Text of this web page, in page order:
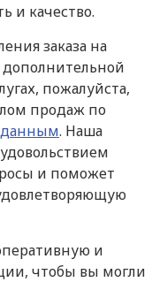
и качество.
заказа на
пожалуйста,
продаж по
. Наша
и поможет
и
чтобы вы могли